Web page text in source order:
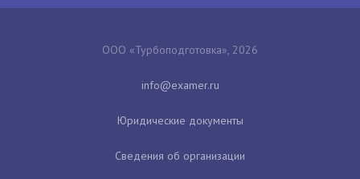
ООО «Турбоподготовка», 2026
Юридические документы
Сведения об организации